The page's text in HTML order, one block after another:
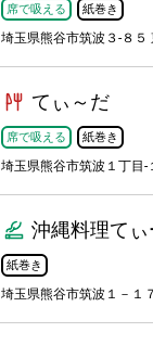
席で吸える 紙巻き
埼玉県熊谷市筑波３-８５
てぃ～だ
席で吸える 紙巻き
埼玉県熊谷市筑波１丁目-
沖縄料理て
紙巻き
埼玉県熊谷市筑波１－１